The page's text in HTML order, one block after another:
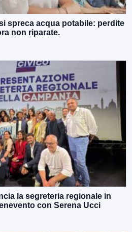
spreca acqua potabile: perdite
non riparate.
la segreteria regionale in
con Serena Ucci